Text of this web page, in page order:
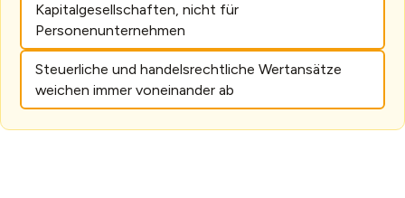
Kapitalgesellschaften, nicht für
Personenunternehmen
Steuerliche und handelsrechtliche Wertansätze
weichen immer voneinander ab